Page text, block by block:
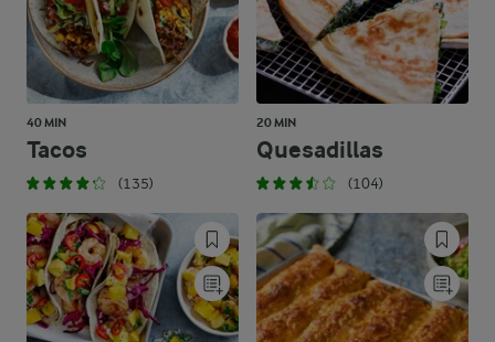
40 MIN
Tacos
(135)
20 MIN
Quesadillas
(104)